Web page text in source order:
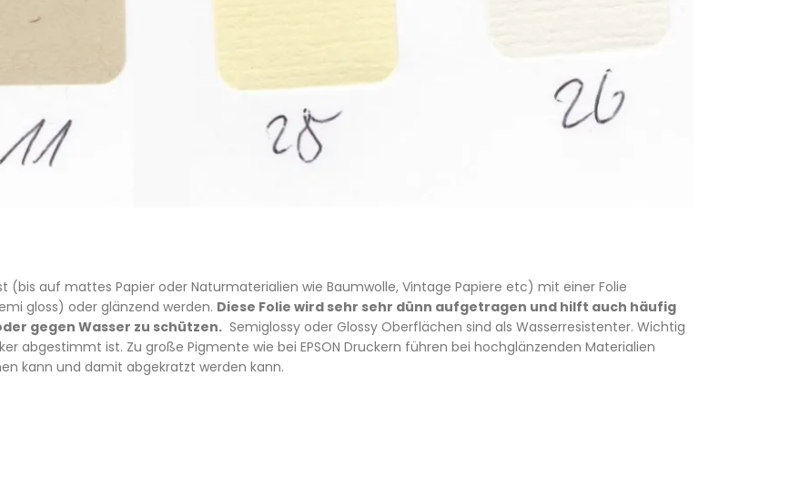
auf mattes Papier oder Naturmaterialien wie Baumwolle, Vintage Papiere etc) mit einer Folie
gloss) oder glänzend werden. Diese Folie wird sehr sehr dünn aufgetragen und hilft auch häufig
gegen Wasser zu schützen. Semiglossy oder Glossy Oberflächen sind als Wasserresistenter. Wichtig
abgestimmt ist. Zu große Pigmente wie bei EPSON Druckern führen bei hochglänzenden Materialien
kann und damit abgekratzt werden kann.